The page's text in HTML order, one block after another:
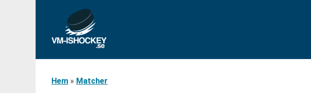
Hem » Matcher